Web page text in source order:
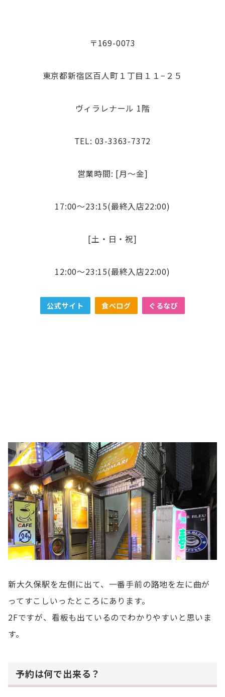
〒169-0073
東京都新宿区百人町１丁目１１−２５
ヴィラレナール 1階
TEL: 03-3363-7372
営業時間: [月～金]
17:00～23:15(最終入店22:00)
[土・日・祝]
12:00～23:15(最終入店22:00)
公式サイト 食べログ ぐるなび
新大久保駅を左側に出て、一番手前の路地を左に曲が
ってすこしいったところにあります。
2Fですが、看板も出ているのでわかりやすいと思いま
す。
予約は何で出来る？